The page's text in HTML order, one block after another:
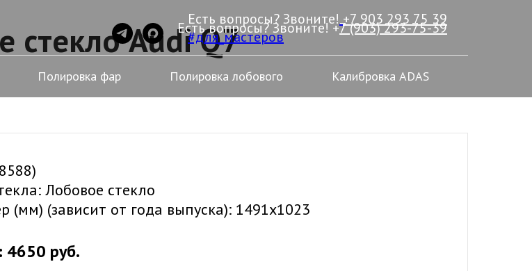
Есть вопросы? Звоните! +7 903 293 75 39
#для_мастеров
Полировка фар Полировка лобового Калибровка ADAS
Есть вопросы? Звоните! +7 (903) 293-75-39
стекло Audi Q7
Лобовое стекло
(мм) (зависит от года выпуска): 1491x1023
4650 руб.